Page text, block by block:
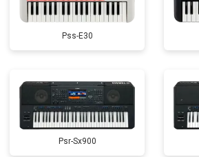
Pss-E30
Psr-Sx900